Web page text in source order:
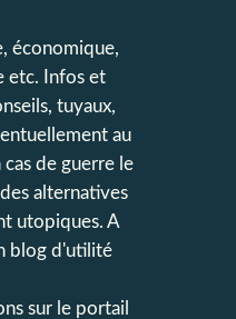
économique,
etc. Infos et
tuyaux,
au
de guerre le
alternatives
utopiques. A
blog d'utilité
sur le portail